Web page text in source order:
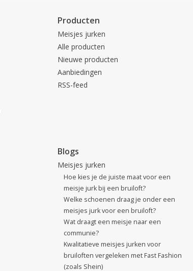
Producten
Meisjes jurken
Alle producten
Nieuwe producten
Aanbiedingen
RSS-feed
Blogs
Meisjes jurken
Hoe kies je de juiste maat voor een
meisje jurk bij een bruiloft?
Welke schoenen draag je onder een
meisjes jurk voor een bruiloft?
Wat draagt een meisje naar een
communie?
Kwalitatieve meisjes jurken voor
bruiloften vergeleken met Fast Fashion
(zoals Shein)